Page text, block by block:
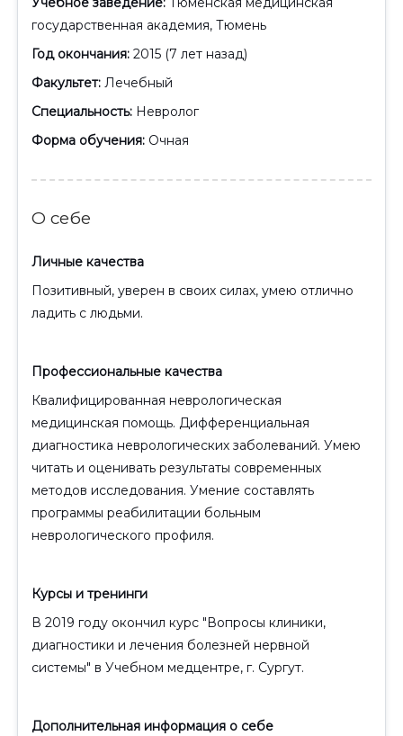
государственная академия, Тюмень
Год окончания: 2015 (7 лет назад)
Факультет: Лечебный
Специальность: Невролог
Форма обучения: Очная
О себе
Личные качества
Позитивный, уверен в своих силах, умею отлично
ладить с людьми.
Профессиональные качества
Квалифицированная неврологическая
медицинская помощь. Дифференциальная
диагностика неврологических заболеваний. Умею
читать и оценивать результаты современных
методов исследования. Умение составлять
программы реабилитации больным
неврологического профиля.
Курсы и тренинги
В 2019 году окончил курс "Вопросы клиники,
диагностики и лечения болезней нервной
системы" в Учебном медцентре, г. Сургут.
Дополнительная информация о себе